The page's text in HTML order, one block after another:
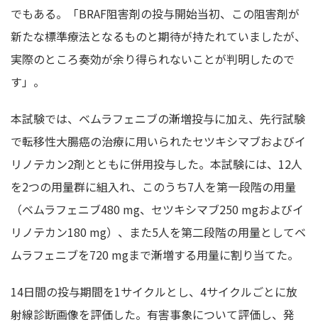
でもある。「BRAF阻害剤の投与開始当初、この阻害剤が
新たな標準療法となるものと期待が持たれていましたが、
実際のところ奏効が余り得られないことが判明したので
す」。
本試験では、ベムラフェニブの漸増投与に加え、先行試験
で転移性大腸癌の治療に用いられたセツキシマブおよびイ
リノテカン2剤とともに併用投与した。本試験には、12人
を2つの用量群に組入れ、このうち7人を第一段階の用量
（ベムラフェニブ480 mg、セツキシマブ250 mgおよびイ
リノテカン180 mg）、また5人を第二段階の用量としてベ
ムラフェニブを720 mgまで漸増する用量に割り当てた。
14日間の投与期間を1サイクルとし、4サイクルごとに放
射線診断画像を評価した。有害事象について評価し、発